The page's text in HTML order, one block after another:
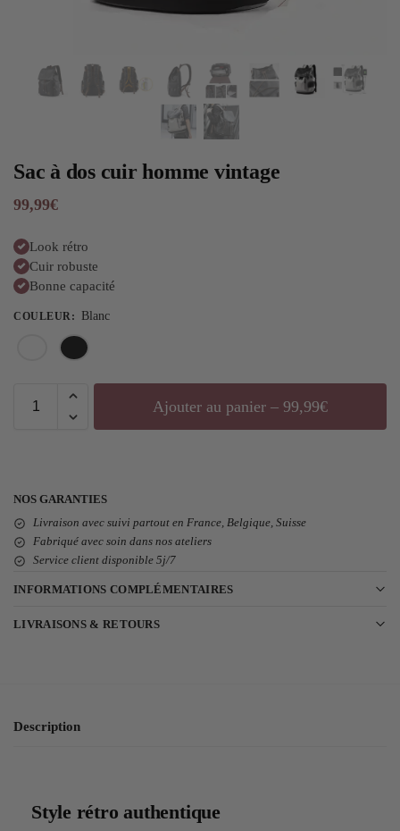
Sac à dos cuir homme vintage
99,99€
Look rétro
Cuir robuste
Bonne capacité
COULEUR: Blanc
Ajouter au panier – 99,99€
NOS GARANTIES
Livraison avec suivi partout en France, Belgique, Suisse
Fabriqué avec soin dans nos ateliers
Service client disponible 5j/7
INFORMATIONS COMPLÉMENTAIRES
LIVRAISONS & RETOURS
Description
Style rétro authentique